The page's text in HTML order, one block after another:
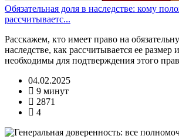
Обязательная доля в наследстве: кому
рассчитываетс...
Расскажем, кто имеет право на
наследстве, как рассчитывается ее
необходимы для подтверждения этого
04.02.2025
9 минут
2871
4